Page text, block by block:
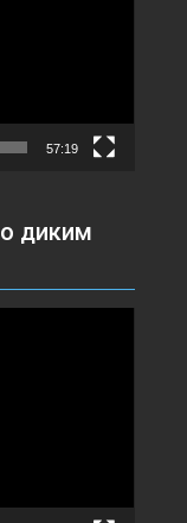
57:19
диким